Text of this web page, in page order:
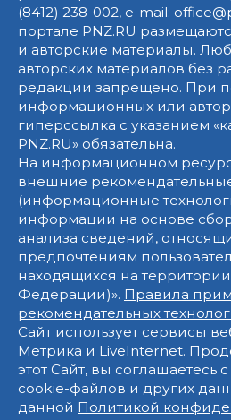
(8412) 238-002, e-mail:
портале PNZ.RU
и авторские материалы.
авторских материалов без
редакции запрещено. При
информационных или
гиперссылка с указанием
PNZ.RU» обязательна.
На информационном
внешние
(информационные
информации на основе
анализа сведений,
предпочтениям
находящихся на
Федерации)». Правила
рекомендательных
Сайт использует сервисы
Метрика и LiveInternet.
этот Сайт, вы соглашаетесь
cookie-файлов и других
данной Политикой